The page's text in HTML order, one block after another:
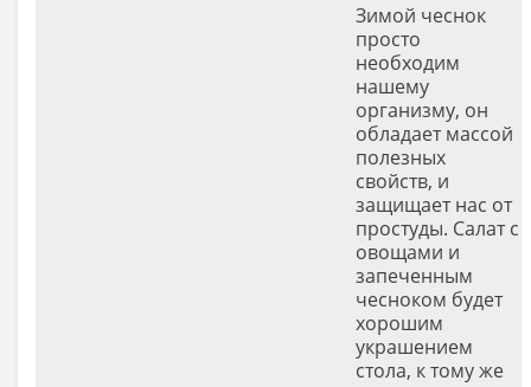
Зимой чеснок
просто
необходим
нашему
организму, он
обладает массой
полезных
свойств, и
защищает нас от
простуды. Салат с
овощами и
запеченным
чесноком будет
хорошим
украшением
стола, к тому же